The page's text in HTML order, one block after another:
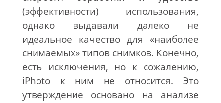
(эффективности) использования,
однако выдавали далеко не
идеальное качество для «наиболее
снимаемых» типов снимков. Конечно,
есть исключения, но к сожалению,
iPhoto к ним не относится. Это
утверждение основано на анализе